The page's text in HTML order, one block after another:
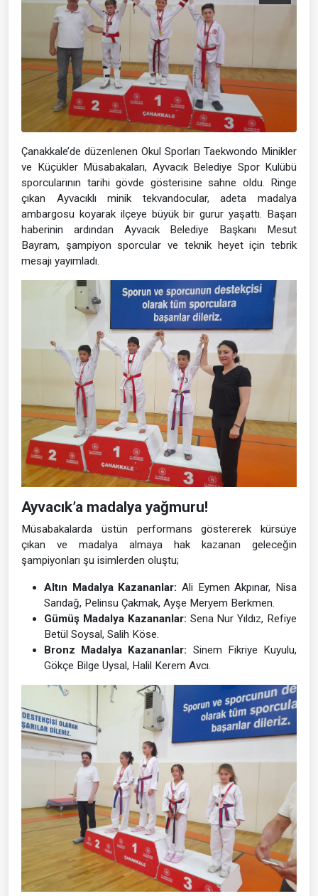
Çanakkale’de düzenlenen Okul Sporları Taekwondo Minikler
ve Küçükler Müsabakaları, Ayvacık Belediye Spor Kulübü
sporcularının tarihi gövde gösterisine sahne oldu. Ringe
çıkan Ayvacıklı minik tekvandocular, adeta madalya
ambargosu koyarak ilçeye büyük bir gurur yaşattı. Başarı
haberinin ardından Ayvacık Belediye Başkanı Mesut
Bayram, şampiyon sporcular ve teknik heyet için tebrik
mesajı yayımladı.
Ayvacık’a madalya yağmuru!
Müsabakalarda üstün performans göstererek kürsüye
çıkan ve madalya almaya hak kazanan geleceğin
şampiyonları şu isimlerden oluştu;
Altın Madalya Kazananlar: Ali Eymen Akpınar, Nisa
Sarıdağ, Pelinsu Çakmak, Ayşe Meryem Berkmen.
Gümüş Madalya Kazananlar: Sena Nur Yıldız, Refiye
Betül Soysal, Salih Köse.
Bronz Madalya Kazananlar: Sinem Fikriye Kuyulu,
Gökçe Bilge Uysal, Halil Kerem Avcı.